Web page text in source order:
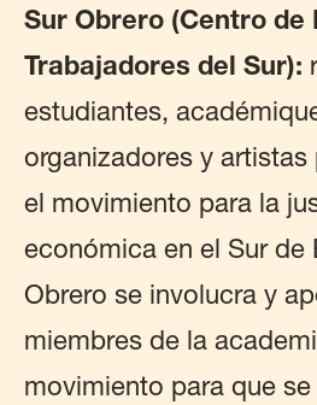
Sur Obrero (Centro de
Trabajadores del Sur):
estudiantes,
organizadores y
el movimiento para la
económica en el Sur de
Obrero se involucra y
miembres de la
movimiento para que